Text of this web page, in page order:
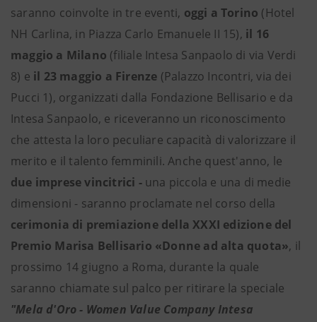
saranno coinvolte in tre eventi, oggi a Torino (Hotel
NH Carlina, in Piazza Carlo Emanuele II 15), il 16
maggio a Milano (filiale Intesa Sanpaolo di via Verdi
8) e il 23 maggio a Firenze (Palazzo Incontri, via dei
Pucci 1), organizzati dalla Fondazione Bellisario e da
Intesa Sanpaolo, e riceveranno un riconoscimento
che attesta la loro peculiare capacità di valorizzare il
merito e il talento femminili. Anche quest'anno, le
due imprese vincitrici -una piccola e una di medie
dimensioni - saranno proclamate nel corso della
cerimonia di premiazione della XXXI edizione del
Premio Marisa Bellisario «Donne ad alta quota», il
prossimo 14 giugno a Roma, durante la quale
saranno chiamate sul palco per ritirare la speciale
"Mela d'Oro - Women Value Company Intesa